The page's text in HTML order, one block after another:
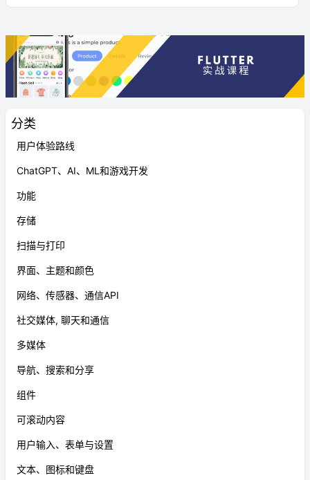
分类
用户体验路线
ChatGPT、AI、ML和游戏开发
功能
存储
扫描与打印
界面、主题和颜色
网络、传感器、通信API
社交媒体, 聊天和通信
多媒体
导航、搜索和分享
组件
可滚动内容
用户输入、表单与设置
文本、图标和键盘